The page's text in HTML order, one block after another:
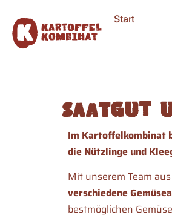
Start
Saatgut
Im Kartoffelkombinat
die Nützlinge und
Mit unserem Team
verschiedene
bestmöglichen